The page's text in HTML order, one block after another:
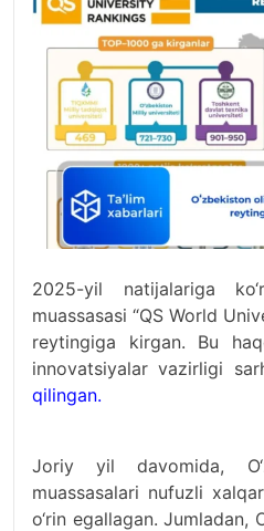
2025-yil natijalariga
muassasasi “QS World
reytingiga kirgan. Bu
innovatsiyalar vazirligi
qilingan.
Joriy yil davomida,
muassasalari nufuzli
o‘rin egallagan. Jumladan,